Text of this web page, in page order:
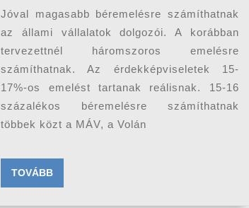
vállalatok
dolgozóinak
bérét
Jóval magasabb béremelésre számíthatnak
az állami vállalatok dolgozói. A korábban
tervezettnél háromszoros emelésre
számíthatnak. Az érdekképviseletek 15-
17%-os emelést tartanak reálisnak. 15-16
százalékos béremelésre számíthatnak
többek közt a MÁV, a Volán
TOVÁBBTOVÁBB